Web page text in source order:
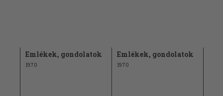
Emlékek, gondolatok
1970
Emlékek, gondolatok
1970